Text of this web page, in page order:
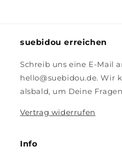
suebidou erreichen
Schreib uns eine E-Mail
hello@suebidou.de. Wir
alsbald, um Deine
Vertrag widerrufen
Info